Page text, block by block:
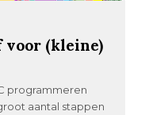
(kleine)
programmeren
aantal stappen